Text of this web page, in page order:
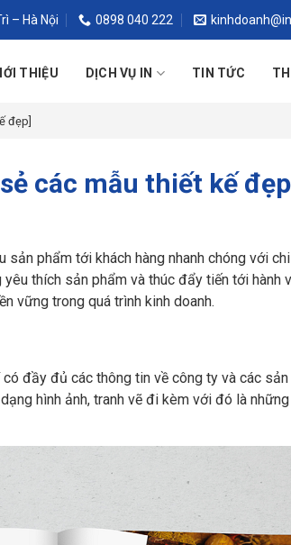
– Hà Nội 0898 040 222
THIỆU DỊCH VỤ IN TIN TỨC
đẹp]
các mẫu thiết kế
phẩm tới khách hàng nhanh chóng với
thích sản phẩm và thúc đẩy tiến tới hành
vững trong quá trình kinh doanh.
đầy đủ các thông tin về công ty và các
hình ảnh, tranh vẽ đi kèm với đó là